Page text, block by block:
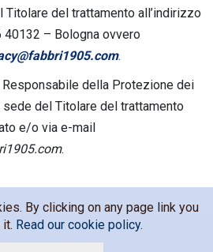
del trattamento all’indirizzo
40132 – Bologna ovvero
.
della Protezione dei
del Titolare del trattamento
e/o via e-mail
.
Ponente, 276 - 40132 Bologna
IT 00281980375
By clicking on any page link you
Read our cookie policy.